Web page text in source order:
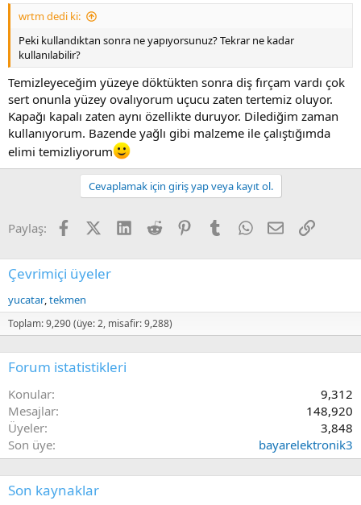
wrtm dedi ki:
Peki kullandıktan sonra ne yapıyorsunuz? Tekrar ne kadar
kullanılabilir?
Temizleyeceğim yüzeye döktükten sonra diş fırçam vardı çok
sert onunla yüzey ovalıyorum uçucu zaten tertemiz oluyor.
Kapağı kapalı zaten aynı özellikte duruyor. Dilediğim zaman
kullanıyorum. Bazende yağlı gibi malzeme ile çalıştığımda
elimi temizliyorum
Cevaplamak için giriş yap veya kayıt ol.
Paylaş: FacebookX (Twitter)
LinkedIn
Reddit PinterestTumblrWhatsApp
E-postaLink
Çevrimiçi üyeler
yucatar tekmen
Toplam: 9,290 (üye: 2, misafir: 9,288)
Forum istatistikleri
Konular
9,312
Mesajlar
148,920
Üyeler
3,848
Son üye
bayarelektronik3
Son kaynaklar